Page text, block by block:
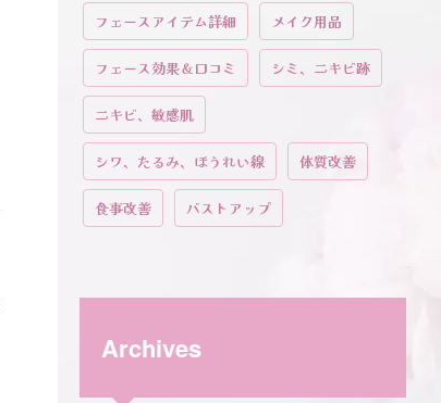
フェースアイテム詳細 メイク用品
フェース効果＆口コミ シミ、ニキビ跡
ニキビ、敏感肌
シワ、たるみ、ほうれい線 体質改善
食事改善 バストアップ
Archives